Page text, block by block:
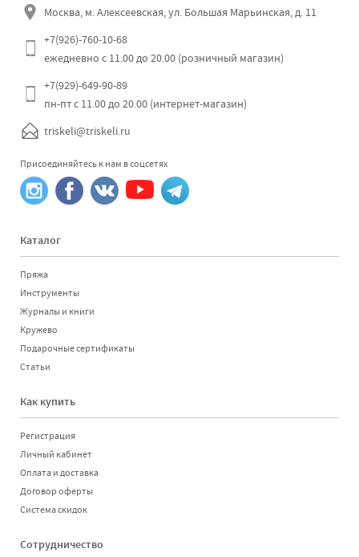
Отправить
Москва, м. Алексеевская, ул. Большая Марьинская, д. 11
+7(926)-760-10-68
ежедневно с 11.00 до 20.00 (розничный магазин)
+7(929)-649-90-89
пн-пт с 11.00 до 20.00 (интернет-магазин)
triskeli@triskeli.ru
Присоединяйтесь к нам в соцсетях
Каталог
Пряжа
Инструменты
Журналы и книги
Кружево
Подарочные сертификаты
Статьи
Как купить
Регистрация
Личный кабинет
Оплата и доставка
Договор оферты
Система скидок
Сотрудничество